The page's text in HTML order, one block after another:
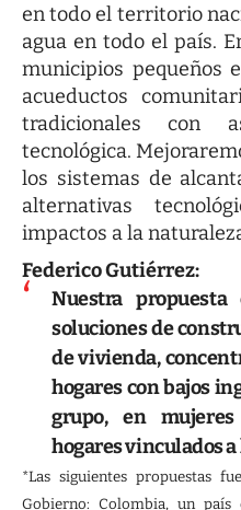
en todo el territorio
agua en todo el país.
municipios pequeños
acueductos
tradicionales con
tecnológica.
los sistemas de
alternativas
impactos a la
Federico Gutiérrez:
Nuestra propuesta
soluciones de
de vivienda,
hogares con bajos
grupo, en
hogares vinculados
*Las siguientes propuestas
Gobierno: Colombia, un país